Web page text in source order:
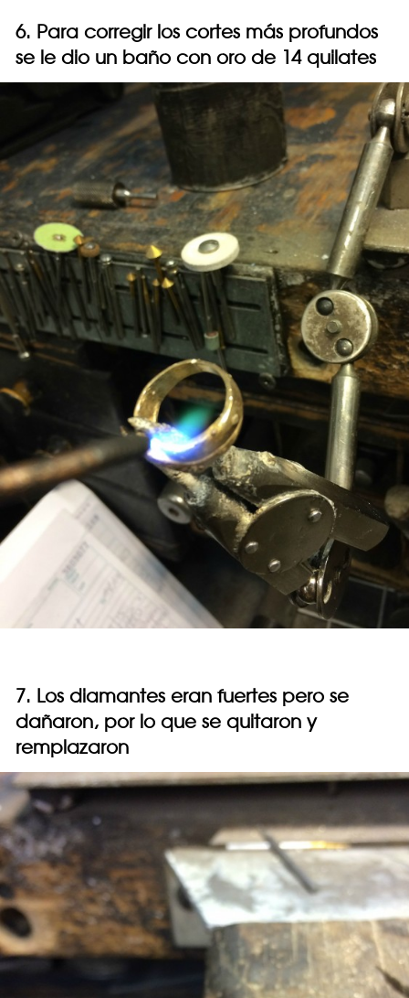
6. Para corregir los cortes más profundos
se le dio un baño con oro de 14 quilates
7. Los diamantes eran fuertes pero se
dañaron, por lo que se quitaron y
remplazaron